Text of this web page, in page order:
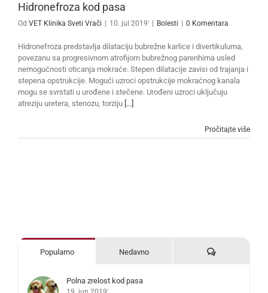
Hidronefroza kod pasa
Od VET Klinika Sveti Vrači 10. jul 2019' Bolesti 0 Komentara
Hidronefroza predstavlja dilataciju bubrežne karlice i divertikuluma,
povezanu sa progresivnom atrofijom bubrežnog parenhima usled
nemogućnosti oticanja mokraće. Stepen dilatacije zavisi od trajanja i
stepena opstrukcije. Mogući uzroci opstrukcije mokraćnog kanala
mogu se svrstati u urođene i stečene. Urođeni uzroci uključuju
atreziju uretera, stenozu, torziju [...]
Pročitajte više
Popularno Nedavno Komentari
Polna zrelost kod pasa